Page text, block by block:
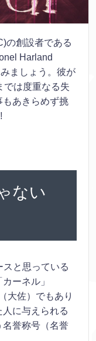
の創設者である
Harland
ましょう。彼が
では度重なる失
もあきらめず挑
ない
と思っている
ーネル」
大佐）でもあり
に与えられる
名誉称号（名誉